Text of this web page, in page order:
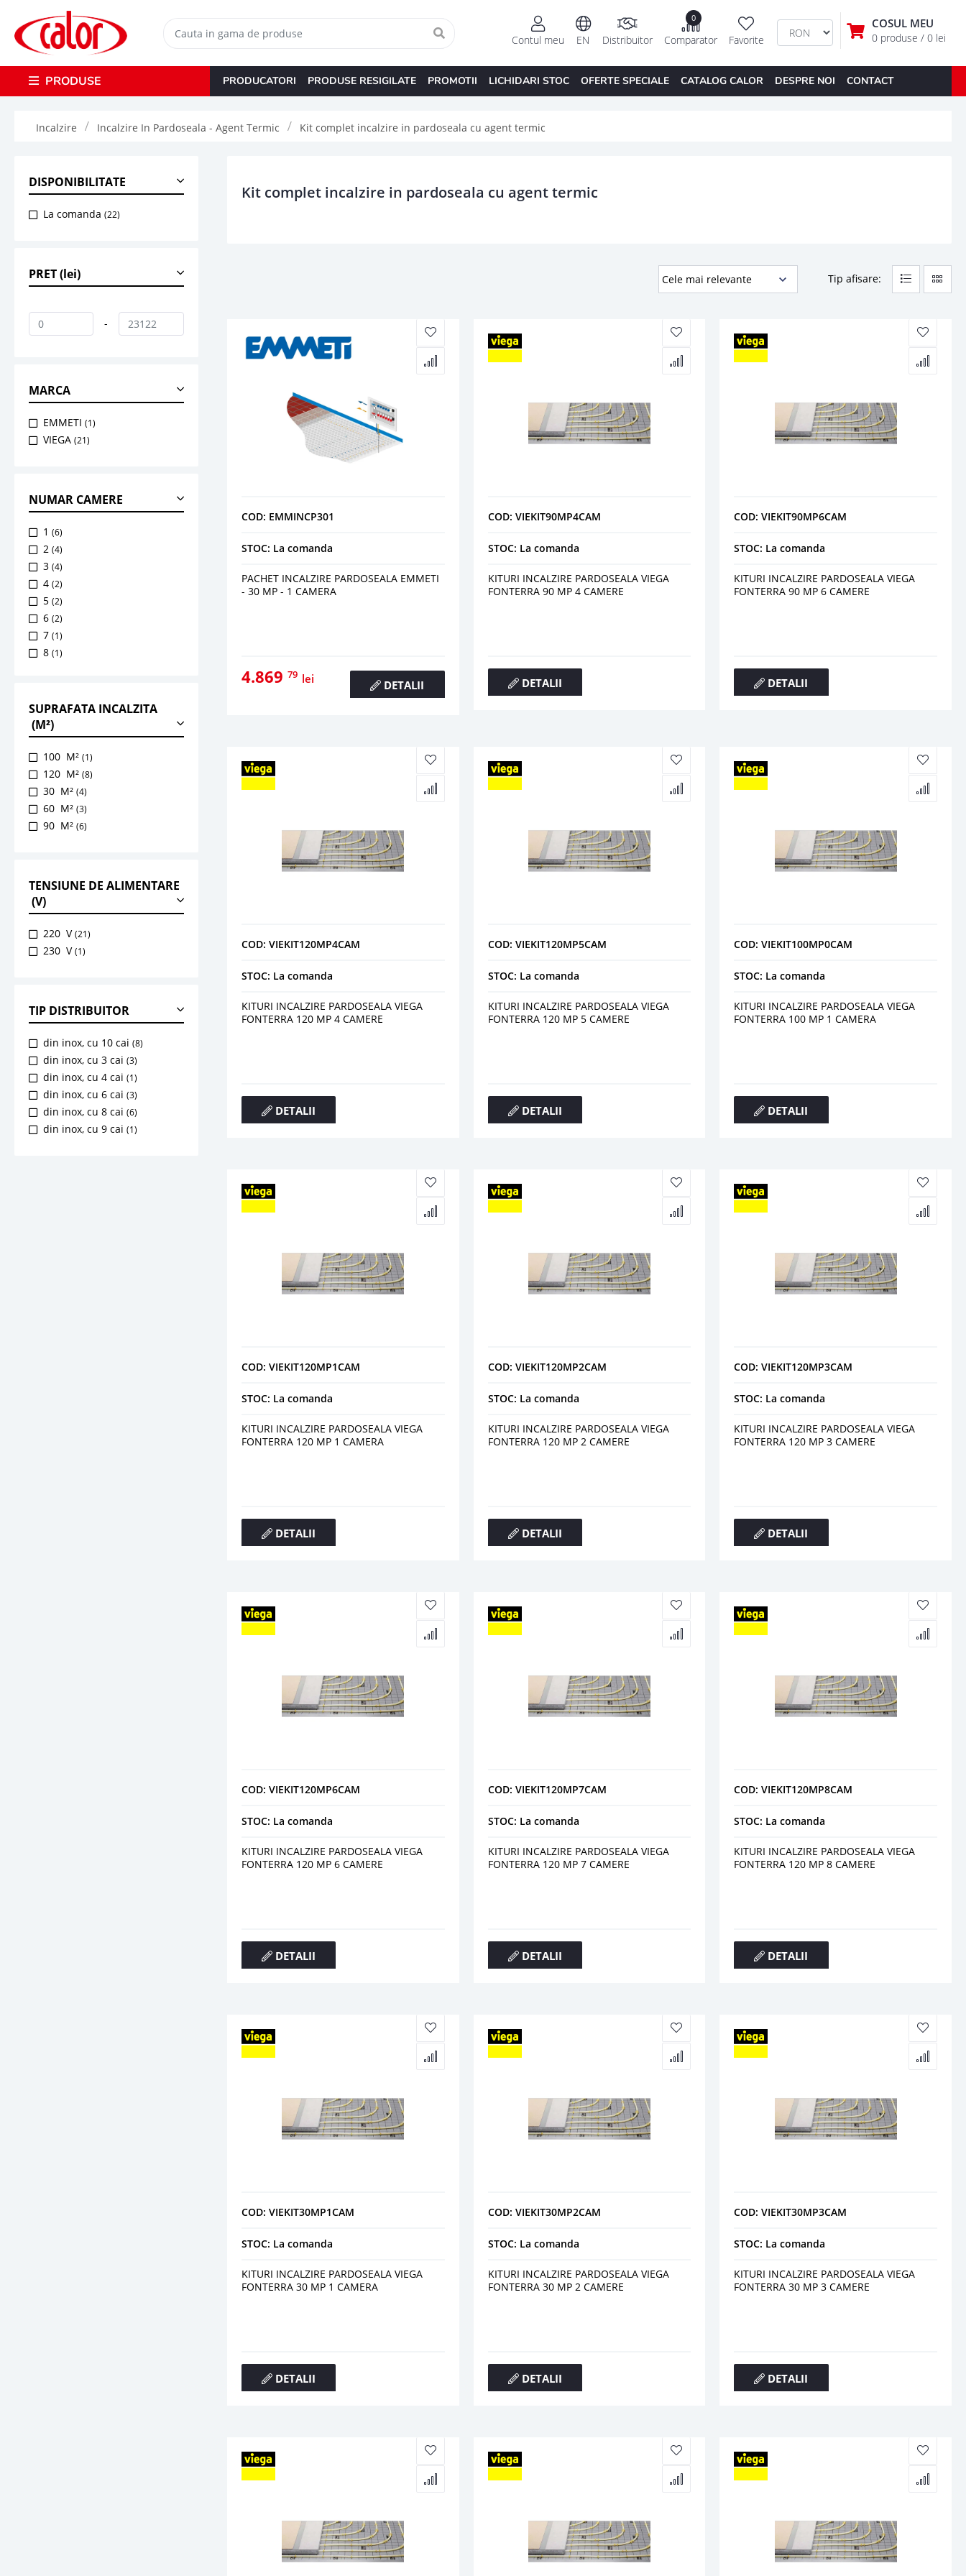
COSUL MEU
0 produse / 0 lei
Favorite
0
Comparator
Distribuitor
EN
Contul meu
PRODUSE PRODUCATORI PRODUSE RESIGILATE PROMOTII LICHIDARI STOC OFERTE SPECIALE CATALOG CALOR DESPRE NOI CONTACT
Incalzire Incalzire In Pardoseala - Agent Termic Kit complet incalzire in pardoseala cu agent termic
DISPONIBILITATE
La comanda (22)
PRET (lei)
-
MARCA
EMMETI (1)
VIEGA (21)
NUMAR CAMERE
1 (6)
2 (4)
3 (4)
4 (2)
5 (2)
6 (2)
7 (1)
8 (1)
SUPRAFATA INCALZITA
(M²)
100 M² (1)
120 M² (8)
30 M² (4)
60 M² (3)
90 M² (6)
TENSIUNE DE ALIMENTARE
(V)
220 V(21)
230 V(1)
TIP DISTRIBUITOR
din inox, cu 10 cai (8)
din inox, cu 3 cai (3)
din inox, cu 4 cai (1)
din inox, cu 6 cai (3)
din inox, cu 8 cai (6)
din inox, cu 9 cai (1)
Kit complet incalzire in pardoseala cu agent termic
Tip afisare:
COD: EMMINCP301
STOC: La comanda
PACHET INCALZIRE PARDOSEALA EMMETI
- 30 MP - 1 CAMERA
4.869 79 lei DETALII
COD: VIEKIT90MP4CAM
STOC: La comanda
KITURI INCALZIRE PARDOSEALA VIEGA
FONTERRA 90 MP 4 CAMERE
DETALII
COD: VIEKIT90MP6CAM
STOC: La comanda
KITURI INCALZIRE PARDOSEALA VIEGA
FONTERRA 90 MP 6 CAMERE
DETALII
COD: VIEKIT120MP4CAM
STOC: La comanda
KITURI INCALZIRE PARDOSEALA VIEGA
FONTERRA 120 MP 4 CAMERE
DETALII
COD: VIEKIT120MP5CAM
STOC: La comanda
KITURI INCALZIRE PARDOSEALA VIEGA
FONTERRA 120 MP 5 CAMERE
DETALII
COD: VIEKIT100MP0CAM
STOC: La comanda
KITURI INCALZIRE PARDOSEALA VIEGA
FONTERRA 100 MP 1 CAMERA
DETALII
COD: VIEKIT120MP1CAM
STOC: La comanda
KITURI INCALZIRE PARDOSEALA VIEGA
FONTERRA 120 MP 1 CAMERA
DETALII
COD: VIEKIT120MP2CAM
STOC: La comanda
KITURI INCALZIRE PARDOSEALA VIEGA
FONTERRA 120 MP 2 CAMERE
DETALII
COD: VIEKIT120MP3CAM
STOC: La comanda
KITURI INCALZIRE PARDOSEALA VIEGA
FONTERRA 120 MP 3 CAMERE
DETALII
COD: VIEKIT120MP6CAM
STOC: La comanda
KITURI INCALZIRE PARDOSEALA VIEGA
FONTERRA 120 MP 6 CAMERE
DETALII
COD: VIEKIT120MP7CAM
STOC: La comanda
KITURI INCALZIRE PARDOSEALA VIEGA
FONTERRA 120 MP 7 CAMERE
DETALII
COD: VIEKIT120MP8CAM
STOC: La comanda
KITURI INCALZIRE PARDOSEALA VIEGA
FONTERRA 120 MP 8 CAMERE
DETALII
COD: VIEKIT30MP1CAM
STOC: La comanda
KITURI INCALZIRE PARDOSEALA VIEGA
FONTERRA 30 MP 1 CAMERA
DETALII
COD: VIEKIT30MP2CAM
STOC: La comanda
KITURI INCALZIRE PARDOSEALA VIEGA
FONTERRA 30 MP 2 CAMERE
DETALII
COD: VIEKIT30MP3CAM
STOC: La comanda
KITURI INCALZIRE PARDOSEALA VIEGA
FONTERRA 30 MP 3 CAMERE
DETALII